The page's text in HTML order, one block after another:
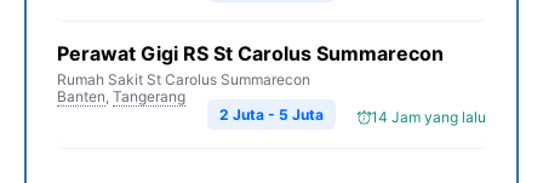
Perawat Gigi RS St Carolus Summarecon
Rumah Sakit St Carolus Summarecon
Banten, Tangerang
14 Jam yang lalu
2 Juta - 5 Juta